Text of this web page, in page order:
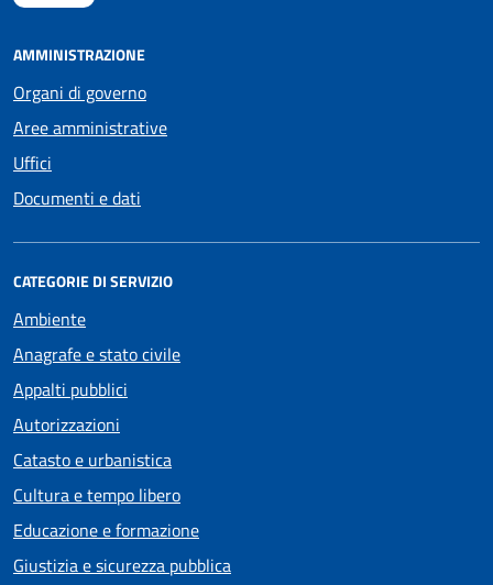
AMMINISTRAZIONE
Organi di governo
Aree amministrative
Uffici
Documenti e dati
CATEGORIE DI SERVIZIO
Ambiente
Anagrafe e stato civile
Appalti pubblici
Autorizzazioni
Catasto e urbanistica
Cultura e tempo libero
Educazione e formazione
Giustizia e sicurezza pubblica